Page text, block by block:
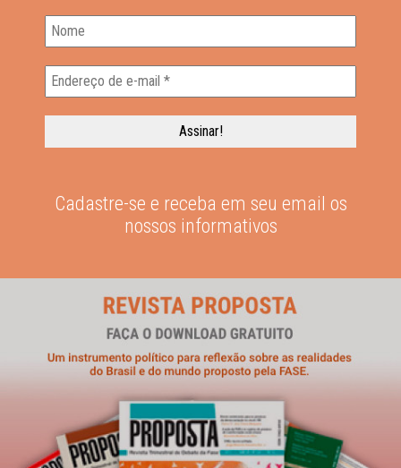
Cadastre-se e receba em seu email os
nossos informativos